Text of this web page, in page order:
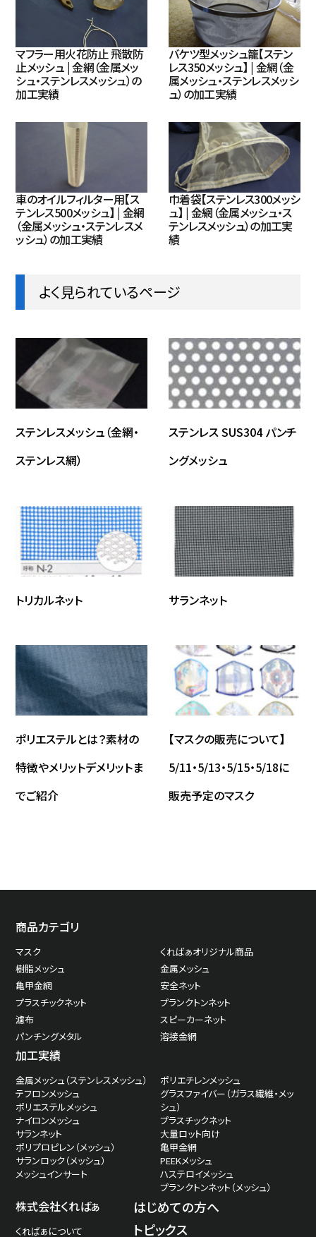
マフラー用火花防止 飛散防
止メッシュ | 金網（金属メッ
シュ・ステンレスメッシュ）の
加工実績
バケツ型メッシュ籠【ステン
レス350メッシュ】 | 金網（金
属メッシュ・ステンレスメッシ
ュ）の加工実績
車のオイルフィルター用【ス
テンレス500メッシュ】 | 金網
（金属メッシュ・ステンレスメ
ッシュ）の加工実績
巾着袋【ステンレス300メッシ
ュ】 | 金網（金属メッシュ・ス
テンレスメッシュ）の加工実
績
よく見られているページ
ステンレスメッシュ（金網・
ステンレス網）
ステンレス SUS304 パンチ
ングメッシュ
トリカルネット サランネット
ポリエステルとは？素材の
特徴やメリットデメリットま
でご紹介
【マスクの販売について】
5/11・5/13・5/15・5/18に
販売予定のマスク
商品カテゴリ
マスク
くればぁオリジナル商品
樹脂メッシュ
金属メッシュ
亀甲金網
安全ネット
プラスチックネット
プランクトンネット
濾布
スピーカーネット
パンチングメタル
溶接金網
加工実績
金属メッシュ（ステンレスメッシュ）
テフロンメッシュ
ポリエステルメッシュ
ナイロンメッシュ
サランネット
ポリプロピレン（メッシュ）
サランロック（メッシュ）
メッシュインサート
ポリエチレンメッシュ
グラスファイバー（ガラス繊維・メッ
シュ）
プラスチックネット
大量ロット向け
亀甲金網
PEEKメッシュ
ハステロイメッシュ
プランクトンネット（メッシュ）
株式会社くればぁ
くればぁについて
はじめての方へ
トピックス